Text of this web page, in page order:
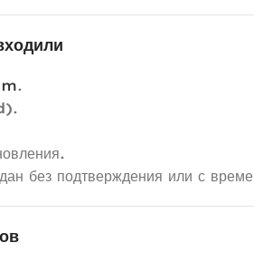
.
.
без подтверждения или с